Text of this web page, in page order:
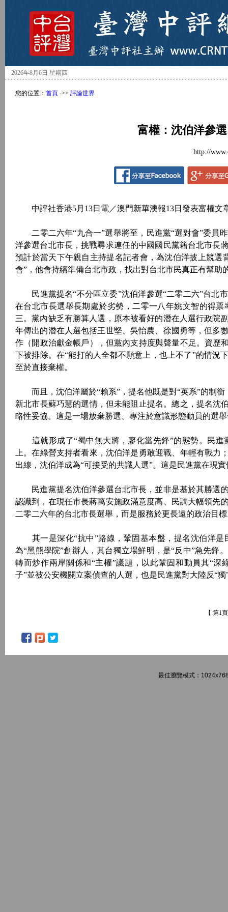
2026年8月6日 星期四
您的位置： 首頁 ->> 評論世界
富權：沈伯洋參
http://
中評社香港5月13日電／澳門新華澳報13日發表富權文
二零二六年“九合一”選舉將至，民進黨“選對會”委員
洋參選台北市長，挑戰尋求連任的中國國民黨籍台北市長
預計於當天下午親自主持提名記者會，為沈伯洋披上競
會”，他會持續準備台北市政，找出對台北市民真正有幫助
民進黨提名“不分區立委”沈伯洋參選“二零二六”台北
在台北市長選舉長期處於劣勢，二零一八年姚文智的得
三。黨內缺乏有勝算人選，原本被看好的潛在人選行政院
年傳出的潛在人選包括王世堅、吳怡農、徐國勇等，但多
作（開政治獻金帳戶），但黨內支持度與聲量不足。資歷
下被排除。在“能打的人全都不願意上，也上不了”的情況
至於直接棄權。
而且，沈伯洋屬於“賴系”，提名他既是對“英系”的制衡
新北市長蘇巧慧的選情，但未能阻止提名。總之，提名沈
略性妥協。這是一場放棄勝選、專注於意識形態動員的選
這就形成了“蜀中無大將，廖化當先鋒”的態勢。民進
上。在綠營支持者看來，沈伯洋是勇敢迎戰、年輕有戰
出線，沈伯洋成為“可接受的共識人選”。這是民進黨在現
民進黨提名沈伯洋參選台北市長，並非是基於其勝選
認識到，在現任市長蔣萬安施政滿意度高、民調大幅領先
二零二六年的台北市長選舉，而是服務於更長遠的政治目
其一是深化“抗中”路線，鞏固基本盤，提名沈伯洋是
為“黑熊學院”創辦人，其台獨立場鮮明，是“反中”急先
轉而炒作兩岸關係和“主權”議題，以此鞏固和動員其“
子”並被公安機關立案偵查的人選，也是民進黨對大陸反“
【 第1
最佳瀏覽模式：